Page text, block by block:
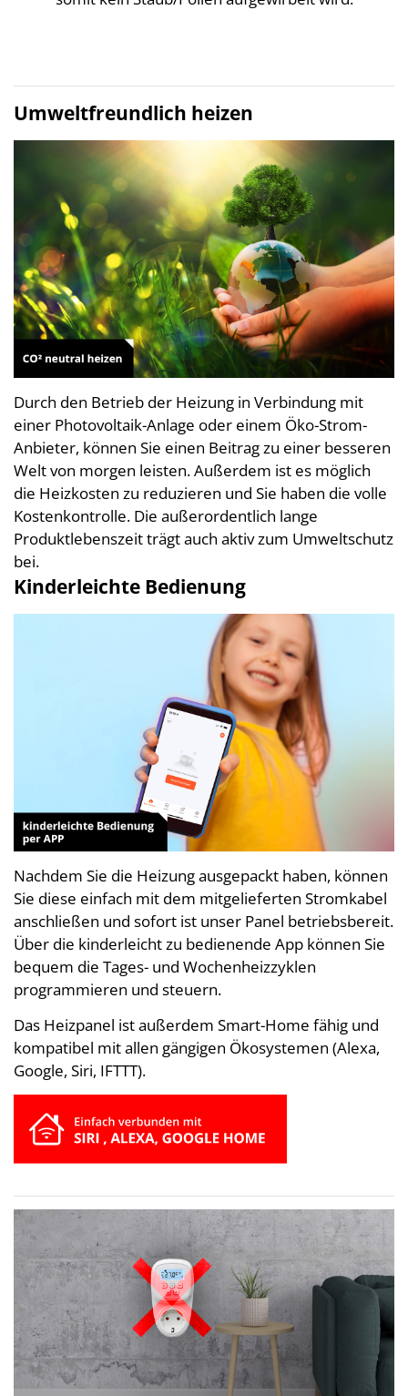
Umweltfreundlich heizen
Durch den Betrieb der Heizung in Verbindung mit
einer Photovoltaik-Anlage oder einem Öko-Strom-
Anbieter, können Sie einen Beitrag zu einer besseren
Welt von morgen leisten. Außerdem ist es möglich
die Heizkosten zu reduzieren und Sie haben die volle
Kostenkontrolle. Die außerordentlich lange
Produktlebenszeit trägt auch aktiv zum Umweltschutz
bei.
Kinderleichte Bedienung
Nachdem Sie die Heizung ausgepackt haben, können
Sie diese einfach mit dem mitgelieferten Stromkabel
anschließen und sofort ist unser Panel betriebsbereit.
Über die kinderleicht zu bedienende App können Sie
bequem die Tages- und Wochenheizzyklen
programmieren und steuern.
Das Heizpanel ist außerdem Smart-Home fähig und
kompatibel mit allen gängigen Ökosystemen (Alexa,
Google, Siri, IFTTT).